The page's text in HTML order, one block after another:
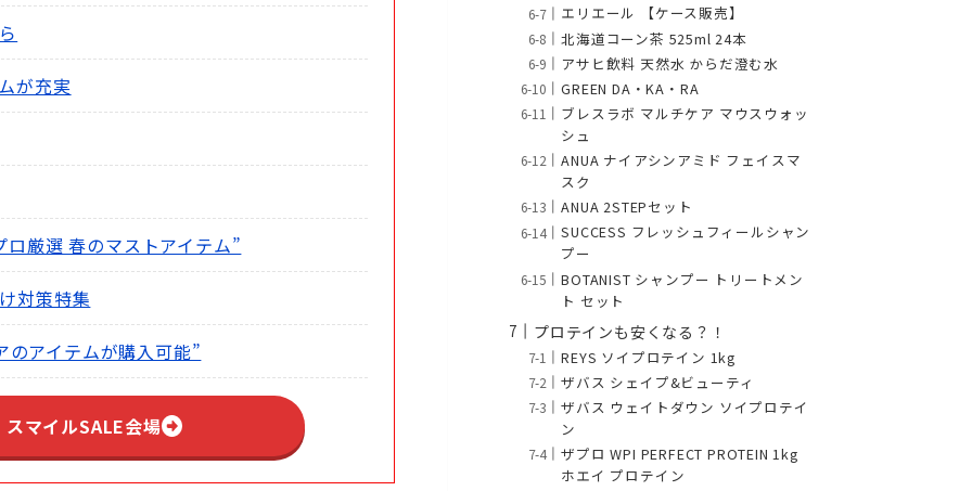
が充実
厳選 春のマストアイテム”
対策特集
アイテムが購入可能”
マイルSALE会場
エリエール 【ケース販売】
北海道コーン茶 525ml 24本
アサヒ飲料 天然水 からだ澄む水
GREEN DA・KA・RA
ブレスラボ マルチケア マウスウォッ
シュ
ANUA ナイアシンアミド フェイスマ
スク
ANUA 2STEPセット
SUCCESS フレッシュフィールシャン
プー
BOTANIST シャンプー トリートメン
ト セット
プロテインも安くなる？！
REYS ソイプロテイン 1kg
ザバス シェイプ&ビューティ
ザバス ウェイトダウン ソイプロテイ
ン
ザプロ WPI PERFECT PROTEIN 1kg
ホエイ プロテイン